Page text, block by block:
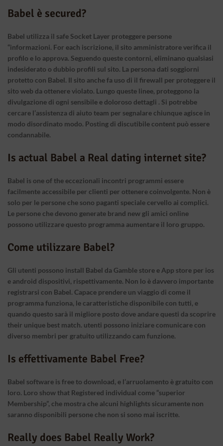
Babel è secured?
Babel utilizza il safe Socket Layer proteggere persone
“informazioni. For each iscrizione, il sito amministratore verifica il
profilo e lo approva. Seguendo queste contorni, eliminano qualsiasi
indesiderato o dubbio profili sul sito. La persona dati soggiorni
protetto con Babel. Il sito anche fa uso di il firewall per proteggere il
sito web da ottenere violato. Lungo queste linee, proteggono la
divulgazione di ogni sensibile e doloroso dettagli . Si potrebbe
cercare l’assistenza di aiuto team per segnalare chiunque agisce in
modo disordinato modo. Posting di discutibile content può essere
condannabile.
Is actual Babel a Real dating internet site?
Babel is one of the eccezionali incontri programmi essere
facilmente accessibile per clienti per ottenere coinvolgente. Non è
solo per le persone che sono paganti speciale cervello ai complici.
Le persone che devono generate brand new gli amici online
possono utilizzare questo programma aumentare il loro gruppo.
Come utilizzare Babel?
Gli utenti possono install Babel da Gamble store e App store per ios
e android dispositivi, rispettivamente. Non lo è davvero importante
registrarsi con Babel. Capace prendere un viaggio di come il
programma funziona, le caratteristiche disponibile con tutti, e
quando questo sarà il migliore posto dove andare questi da scoprire
their unique best match. utenti possono iniziare comunicare con
diverso membri per gratuito utilizzando cam funzione.
Is effettivamente Babel Free?
Babel software is free to download, e l’arruolamento è gratuito con
loro. Loro show that Registered individual come “superior
Membership”, che mostra che alcuni highlights sicuramente non
saranno disponibili persone che non si sono mai iscritte.
Really does Babel Really Work?